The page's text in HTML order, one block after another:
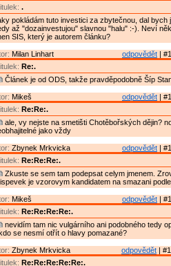
.
pokládám tuto investici za zbytečnou, dal bych
až "dozainvestujou" slavnou "halu" :-). Neví
SIS, který je autorem článku?
odpovědět |
Milan Linhart
Re:.
Článek je od ODS, takže pravděpodobně Šíp
odpovědět |
Mikeš
Re:Re:.
ale, vy nejste na smetišti Chotěbořských dějin?
jako vždy
odpovědět |
Zbynek Mrkvicka
Re:Re:Re:.
Zkuste se sem tam podepsat celym jmenem.
je vzorovym kandidatem na smazani
odpovědět |
Mikeš
Re:Re:Re:Re:.
nevidím tam nic vulgárního ani podobného tedy
se nesmí otřít o hlavy pomazané?
odpovědět |
Zbynek Mrkvicka
Re:Re:Re:Re:Re:.